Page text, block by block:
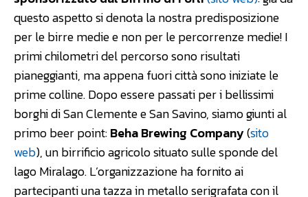
questo aspetto si denota la nostra predisposizione
per le birre medie e non per le percorrenze medie! I
primi chilometri del percorso sono risultati
pianeggianti, ma appena fuori città sono iniziate le
prime colline. Dopo essere passati per i bellissimi
borghi di San Clemente e San Savino, siamo giunti al
primo beer point:Beha Brewing Company(sito
web), un birrificio agricolo situato sulle sponde del
lago Miralago. L’organizzazione ha fornito ai
partecipanti una tazza in metallo serigrafata con il